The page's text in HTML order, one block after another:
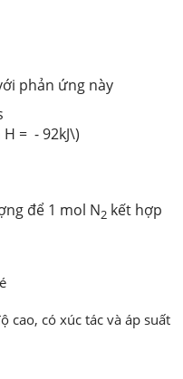
phản ứng này
= - 92kJ\)
để 1 mol N2 kết hợp
cao, có xúc tác và áp suất